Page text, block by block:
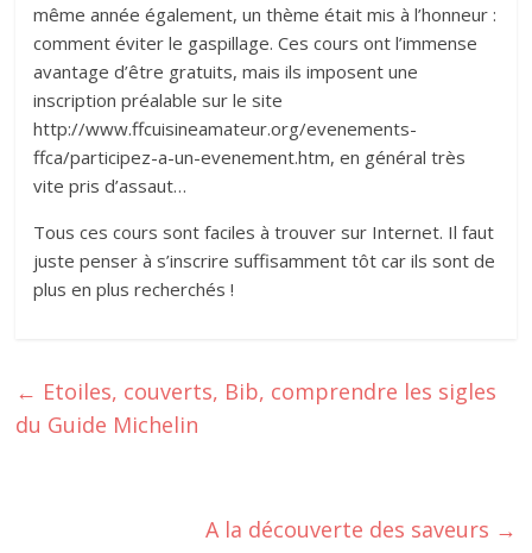
même année également, un thème était mis à l’honneur :
comment éviter le gaspillage. Ces cours ont l’immense
avantage d’être gratuits, mais ils imposent une
inscription préalable sur le site
http://www.ffcuisineamateur.org/evenements-
ffca/participez-a-un-evenement.htm, en général très
vite pris d’assaut…
Tous ces cours sont faciles à trouver sur Internet. Il faut
juste penser à s’inscrire suffisamment tôt car ils sont de
plus en plus recherchés !
← Etoiles, couverts, Bib, comprendre les sigles
du Guide Michelin
A la découverte des saveurs →